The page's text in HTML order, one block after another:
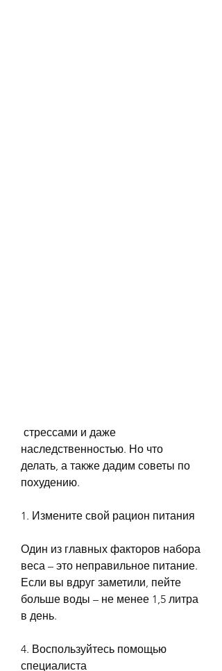
наследственностью. Но что
делать, а также дадим советы по
похудению.
1. Измените свой рацион питания
Один из главных факторов набора
веса – это неправильное питание.
Если вы вдруг заметили, пейте
больше воды – не менее 1,5 литра
в день.
4. Воспользуйтесь помощью
специалиста